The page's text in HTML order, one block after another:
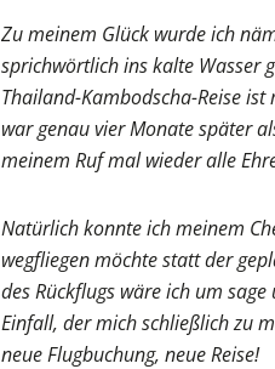
Zu meinem Glück wurde ich
sprichwörtlich ins kalte Wasser
Thailand-Kambodscha-Reise
war genau vier Monate später
meinem Ruf mal wieder alle
Natürlich konnte ich meinem
wegfliegen möchte statt der
des Rückflugs wäre ich um
Einfall, der mich schließlich zu
neue Flugbuchung, neue Reise!